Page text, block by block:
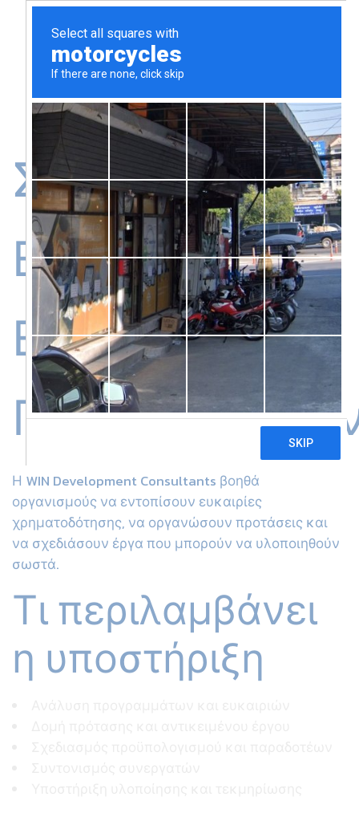
Σύμβουλοι
ΕΣΠΑ και
Ευρωπαϊκών
Η WIN Development Consultants βοηθά
οργανισμούς να εντοπίσουν ευκαιρίες
χρηματοδότησης, να οργανώσουν προτάσεις και
να σχεδιάσουν έργα που μπορούν να υλοποιηθούν
σωστά.
Τι περιλαμβάνει
η υποστήριξη